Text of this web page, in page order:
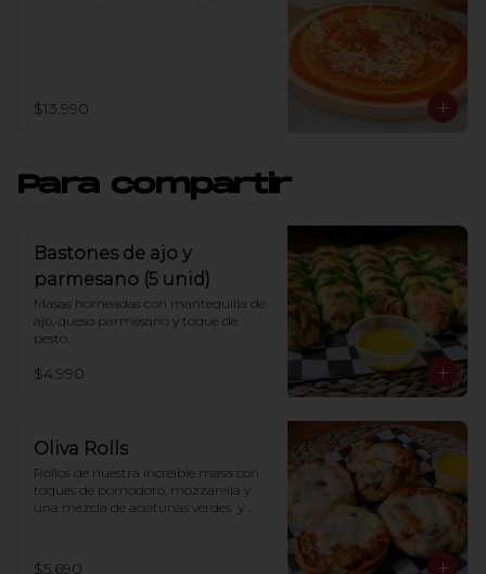
$13.990
Para compartir
Bastones de ajo y
parmesano (5 unid)
Masas horneadas con mantequilla de
ajo, queso parmesano y toque de
pesto.
$4.990
Oliva Rolls
Rollos de nuestra increíble masa con
toques de pomodoro, mozzarella y
una mezcla de aceitunas verdes  y
$5.690